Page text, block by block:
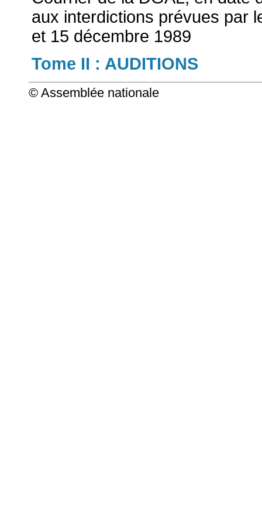
aux interdictions prévues par
et 15 décembre 1989
Tome II : AUDITIONS
© Assemblée nationale